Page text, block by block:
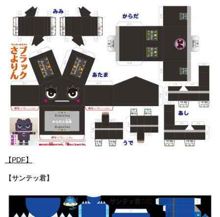
【PDF】
【サンテッ君】